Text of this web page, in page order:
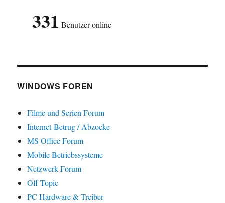
331 Benutzer online
WINDOWS FOREN
Filme und Serien Forum
Internet-Betrug / Abzocke
MS Office Forum
Mobile Betriebssysteme
Netzwerk Forum
Off Topic
PC Hardware & Treiber